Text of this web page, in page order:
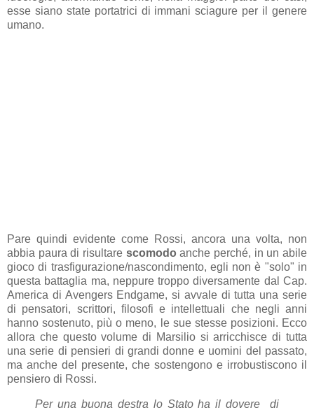
esse siano state portatrici di immani sciagure per il genere
umano.
Pare quindi evidente come Rossi, ancora una volta, non
abbia paura di risultare scomodo anche perché, in un abile
gioco di trasfigurazione/nascondimento, egli non è "solo" in
questa battaglia ma, neppure troppo diversamente dal Cap.
America di Avengers Endgame, si avvale di tutta una serie
di pensatori, scrittori, filosofi e intellettuali che negli anni
hanno sostenuto, più o meno, le sue stesse posizioni. Ecco
allora che questo volume di Marsilio si arricchisce di tutta
una serie di pensieri di grandi donne e uomini del passato,
ma anche del presente, che sostengono e irrobustiscono il
pensiero di Rossi.
Per una buona destra lo Stato ha il dovere di